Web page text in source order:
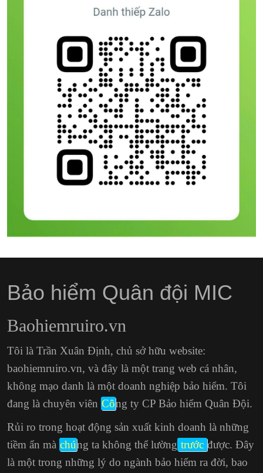
Bảo hiểm Quân đội MIC
Baohiemruiro.vn
Tôi là Trần Xuân Định, chủ sở hữu website:
baohiemruiro.vn, và đây là một trang web cá nhân,
không mạo danh là một doanh nghiệp bảo hiểm. Tôi
đang là chuyên viên Công ty CP Bảo hiểm Quân Đội.
Rủi ro trong hoạt động sản xuất kinh doanh là những
tiềm ẩn mà chúng ta không thể lường trước được. Đây
là một trong những lý do ngành bảo hiểm ra đời, bao